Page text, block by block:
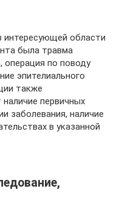
интересующей области
была травма
операция по поводу
эпителиального
также
первичных
заболевания, наличие
в указанной